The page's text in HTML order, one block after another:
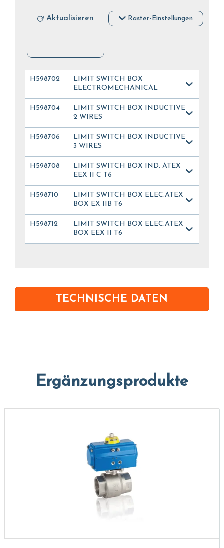
Aktualisieren Raster-Einstellungen
H598702
LIMIT SWITCH BOX
ELECTROMECHANICAL
H598704
LIMIT SWITCH BOX INDUCTIVE
2 WIRES
H598706
LIMIT SWITCH BOX INDUCTIVE
3 WIRES
H598708
LIMIT SWITCH BOX IND. ATEX
EEX II C T6
H598710
LIMIT SWITCH BOX ELEC.ATEX
BOX EX IIB T6
H598712
LIMIT SWITCH BOX ELEC.ATEX
BOX EEX II T6
TECHNISCHE DATEN
Ergänzungsprodukte